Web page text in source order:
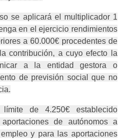
se aplicará el multiplicador 1
en el ejercicio rendimientos
a 60.000€ procedentes de
contribución, a cuyo efecto la
a la entidad gestora o
de previsión social que no
de 4.250€ establecido
de autónomos a
y para las aportaciones